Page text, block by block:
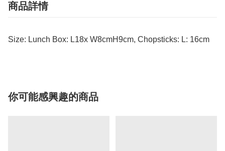
商品詳情
Size: Lunch Box: L18x W8cmH9cm, Chopsticks: L: 16cm
你可能感興趣的商品